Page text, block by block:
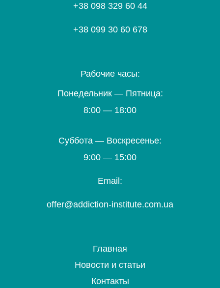
+38 098 329 60 44
+38 099 30 60 678
Рабочие часы:
Понедельник — Пятница:
8:00 — 18:00
Суббота — Воскресенье:
9:00 — 15:00
Email:
offer@addiction-institute.com.ua
Главная
Новости и статьи
Контакты